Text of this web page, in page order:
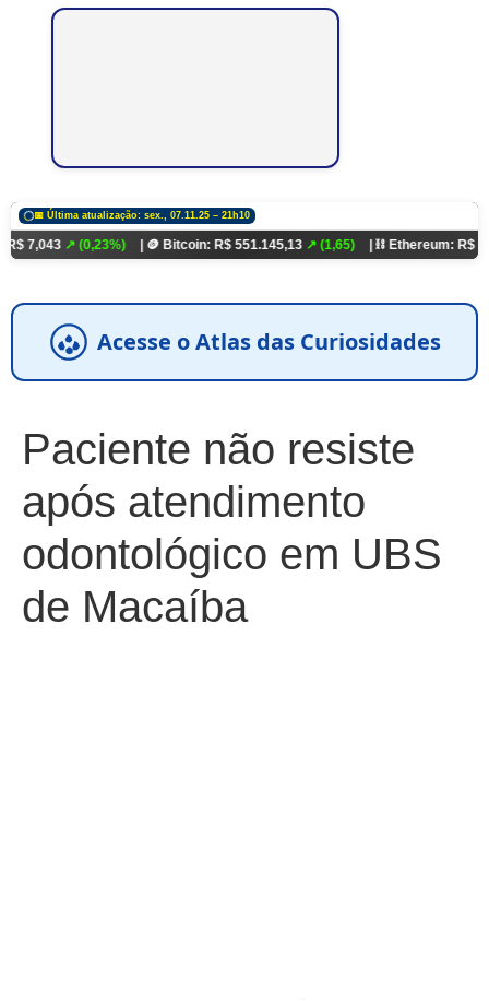
📅 Última atualização: sex., 07.11.25 – 21h10
(0,23%) | 🪙 Bitcoin: R$ 551.145,13↗ (1,65) | ⛓️ Ethereum: R$ 18.321,93
Acesse o Atlas das Curiosidades
Paciente não resiste
após atendimento
odontológico em UBS
de Macaíba